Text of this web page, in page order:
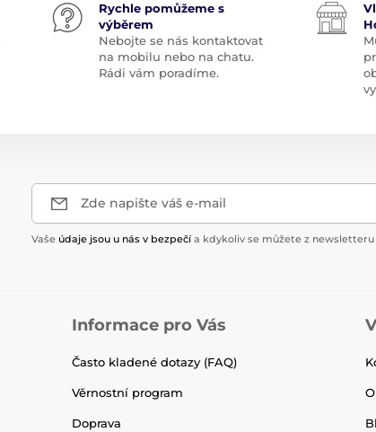
Rychle pomůžeme s
výběrem
Nebojte se nás kontaktovat
na mobilu nebo na chatu.
Rádi vám poradíme.
Zde napište váš e-mail
Vaše údaje jsou u nás v bezpečí a kdykoliv se můžete z
Informace pro Vás
Často kladené dotazy (FAQ)
Věrnostní program
Doprava